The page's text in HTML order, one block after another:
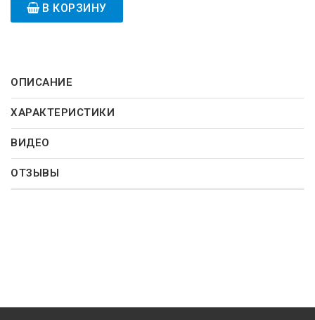
В КОРЗИНУ
ОПИСАНИЕ
ХАРАКТЕРИСТИКИ
ВИДЕО
ОТЗЫВЫ